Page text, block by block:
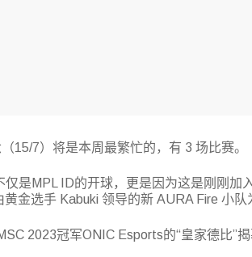
15/7）将是本周最繁忙的，有 3 场比赛。
是MPL ID的开球，更是因为这是刚刚加
金选手 Kabuki 领导的新 AURA Fire 小队
2023冠军ONIC Esports的“皇家德比”揭